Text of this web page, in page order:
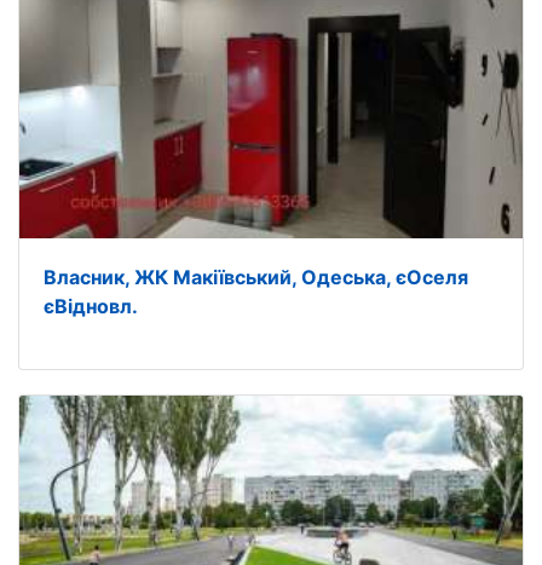
Власник, ЖК Макіївський, Одеська, єОселя
єВідновл.